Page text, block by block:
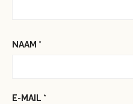
NAAM *
E-MAIL *